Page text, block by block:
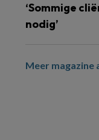
‘Sommige
nodig’
Meer magazine